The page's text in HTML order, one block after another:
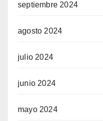
septiembre 2024
agosto 2024
julio 2024
junio 2024
mayo 2024